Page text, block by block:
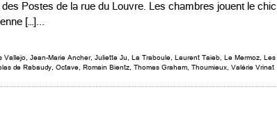
des Postes de la rue du Louvre. Les chambres jouent le chic
[…]...
Vallejo Jean-Marie Ancher, Juliette Ju La Traboule Laurent Taieb Le Mermoz Les
de Rabaudy Octave Romain Bientz Thomas Graham Thoumieux Valérie Vrinat